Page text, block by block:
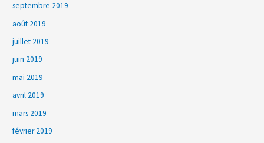
septembre 2019
août 2019
juillet 2019
juin 2019
mai 2019
avril 2019
mars 2019
février 2019